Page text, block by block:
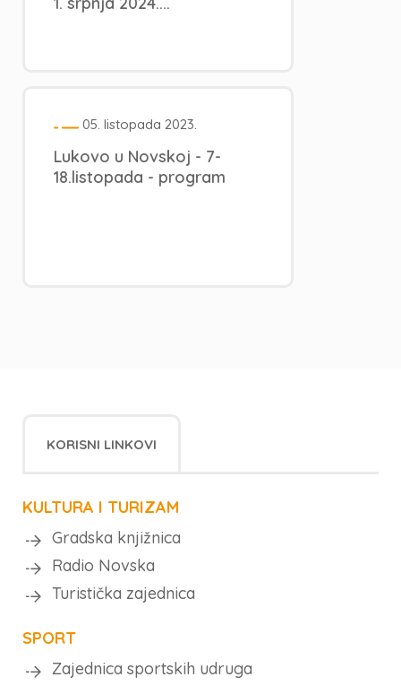
05. listopada 2023.
Lukovo u Novskoj - 7-
18.listopada - program
KORISNI LINKOVI
KULTURA I TURIZAM
Gradska knjižnica
Radio Novska
Turistička zajednica
SPORT
Zajednica sportskih udruga